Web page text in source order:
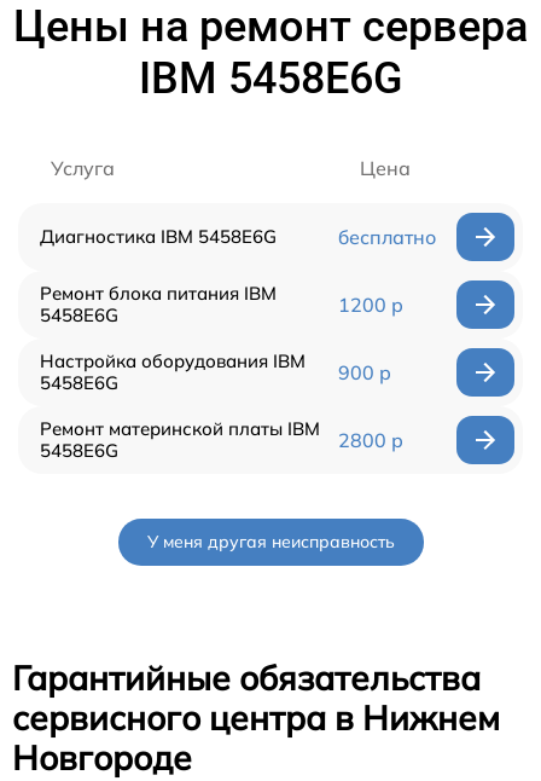
Цены на ремонт сервера
IBM 5458E6G
Услуга Цена
Диагностика IBM 5458E6G бесплатно
Ремонт блока питания IBM
5458E6G
1200 р
Настройка оборудования IBM
5458E6G
900 р
Ремонт материнской платы IBM
5458E6G
2800 р
У меня другая неисправность
Гарантийные обязательства
сервисного центра в Нижнем
Новгороде